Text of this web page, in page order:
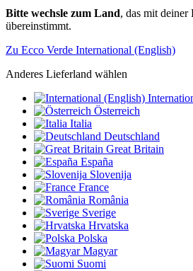
Bitte wechsle zum Land, das mit deiner
übereinstimmt.
Zu Ecco Verde International (English)
Anderes Lieferland wählen
Österreich
Italia
Deutschland
Great Britain
España
Slovenija
France
România
Sverige
Hrvatska
Polska
Magyar
Suomi